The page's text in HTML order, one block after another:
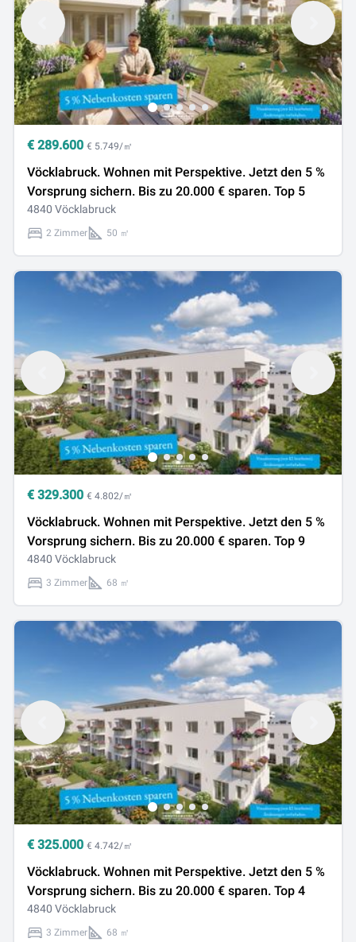
€ 289.600 € 5.749/㎡
Vöcklabruck. Wohnen mit Perspektive. Jetzt den 5 %
Vorsprung sichern. Bis zu 20.000 € sparen. Top 5
4840 Vöcklabruck
2 Zimmer 50 ㎡
€ 329.300 € 4.802/㎡
Vöcklabruck. Wohnen mit Perspektive. Jetzt den 5 %
Vorsprung sichern. Bis zu 20.000 € sparen. Top 9
4840 Vöcklabruck
3 Zimmer 68 ㎡
€ 325.000 € 4.742/㎡
Vöcklabruck. Wohnen mit Perspektive. Jetzt den 5 %
Vorsprung sichern. Bis zu 20.000 € sparen. Top 4
4840 Vöcklabruck
3 Zimmer 68 ㎡